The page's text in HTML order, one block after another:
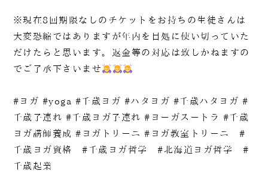
※現在8回期限なしのチケットをお持ちの生徒さんは
大変恐縮ではありますが年内を目処に使い切っていた
だけたらと思います。返金等の対応は致しかねますの
でご了承下さいませ
#ヨガ #yoga #千歳ヨガ #ハタヨガ #千歳ハタヨガ #
千歳子連れ #千歳ヨガ子連れ #ヨーガスートラ #千歳
ヨガ講師養成 #ヨガトリーニ #ヨガ教室トリーニ #
千歳ヨガ資格 #千歳ヨガ哲学 #北海道ヨガ哲学 #
千歳起業